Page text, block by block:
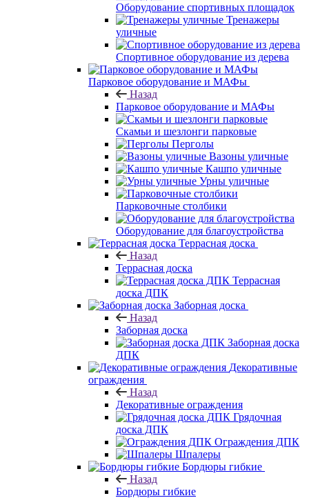
Оборудование спортивных площадок
Тренажеры
уличные
Спортивное оборудование из дерева
Парковое оборудование и МАФы
Назад
Парковое оборудование и МАФы
Скамьи и шезлонги парковые
Перголы
Вазоны уличные
Кашпо уличные
Урны уличные
Парковочные столбики
Оборудование для благоустройства
Террасная доска
Назад
Террасная доска
Террасная
доска ДПК
Заборная доска
Назад
Заборная доска
Заборная доска
ДПК
Декоративные
ограждения
Назад
Декоративные ограждения
Грядочная
доска ДПК
Ограждения ДПК
Шпалеры
Бордюры гибкие
Назад
Бордюры гибкие